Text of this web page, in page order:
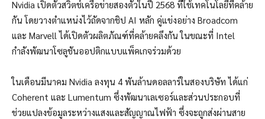
Nvidia เปิดตัวสวิตช์เครือข่ายสองตัวในปี 2568 ที่ใช้เทคโนโลยีที่คล้าย
กัน โดยวางตำแหน่งไว้ถัดจากชิป AI หลัก คู่แข่งอย่าง Broadcom
และ Marvell ได้เปิดตัวผลิตภัณฑ์ที่คล้ายคลึงกัน ในขณะที่ Intel
กำลังพัฒนาโซลูชันออปติกแบบแพ็คเกจร่วมด้วย
ในเดือนมีนาคม Nvidia ลงทุน 4 พันล้านดอลลาร์ในสองบริษัท ได้แก่
Coherent และ Lumentum ซึ่งพัฒนาเลเซอร์และส่วนประกอบที่
ช่วยแปลงข้อมูลระหว่างแสงและสัญญาณไฟฟ้า ซึ่งจะถูกส่งผ่านสาย